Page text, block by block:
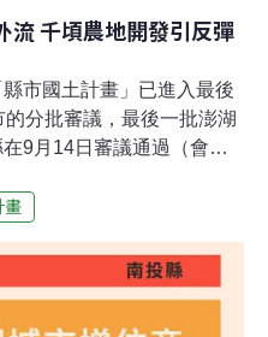
流 千頃農地開發引反彈
市國土計畫」已進入最後
分批審議，最後一批澎湖
9月14日審議通過（會議
對縣市特色、會議上的爭
卻逐漸成為違章工廠重災
農地破碎、水土污染等問
畫